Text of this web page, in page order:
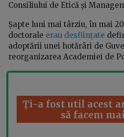
Consiliului de Etică și
Șapte luni mai târziu, în mai
doctorale erau desființate
adoptării unei hotărâri de
reorganizarea Academiei de
Ți-a fost util acest
să facem